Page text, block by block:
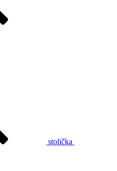
stolička